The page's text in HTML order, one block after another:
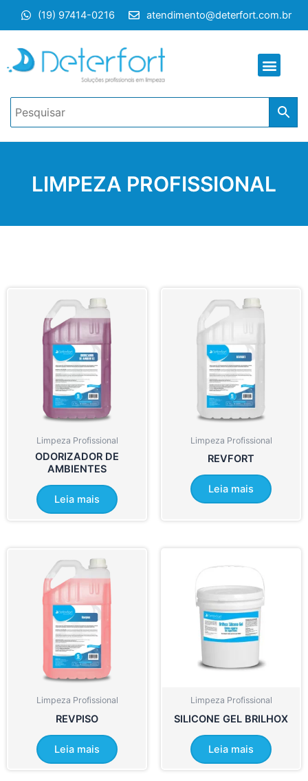
conteúdo
(19) 97414-0216 atendimento@deterfort.com.br
LIMPEZA PROFISSIONAL
Limpeza Profissional
ODORIZADOR DE
AMBIENTES
Leia mais
Limpeza Profissional
REVFORT
Leia mais
Limpeza Profissional
REVPISO
Leia mais
Limpeza Profissional
SILICONE GEL BRILHOX
Leia mais